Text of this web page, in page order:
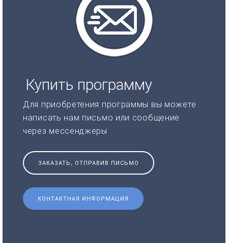
Купить программу
Для приобретения программы вы можете
написать нам письмо или сообщение
через мессенджеры
ЗАКАЗАТЬ, ОТПРАВИВ ПИСЬМО
КОНТАКТНАЯ ИНФОРМАЦИЯ